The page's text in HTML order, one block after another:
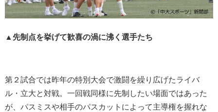
▲先制点を挙げて歓喜の渦に沸く選手たち
第２試合では昨年の特別大会で激闘を繰り広げたライバ
ル・立大と対戦。一回戦同様に先制したい場面ではあった
が、パスミスや相手のパスカットによって主導権を握れな